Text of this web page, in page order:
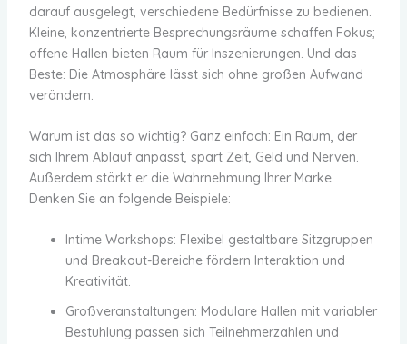
darauf ausgelegt, verschiedene Bedürfnisse zu bedienen.
Kleine, konzentrierte Besprechungsräume schaffen Fokus;
offene Hallen bieten Raum für Inszenierungen. Und das
Beste: Die Atmosphäre lässt sich ohne großen Aufwand
verändern.
Warum ist das so wichtig? Ganz einfach: Ein Raum, der
sich Ihrem Ablauf anpasst, spart Zeit, Geld und Nerven.
Außerdem stärkt er die Wahrnehmung Ihrer Marke.
Denken Sie an folgende Beispiele:
Intime Workshops: Flexibel gestaltbare Sitzgruppen
und Breakout-Bereiche fördern Interaktion und
Kreativität.
Großveranstaltungen: Modulare Hallen mit variabler
Bestuhlung passen sich Teilnehmerzahlen und